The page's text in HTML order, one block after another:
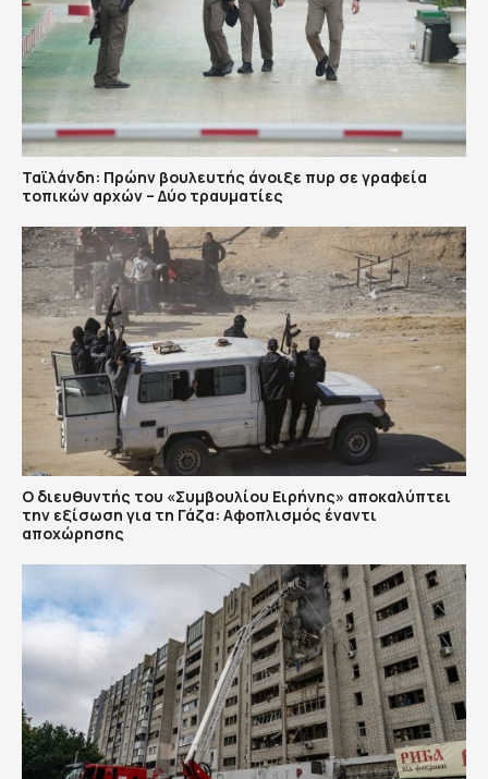
Ταϊλάνδη: Πρώην βουλευτής άνοιξε πυρ σε γραφεία
τοπικών αρχών – Δύο τραυματίες
Ο διευθυντής του «Συμβουλίου Ειρήνης» αποκαλύπτει
την εξίσωση για τη Γάζα: Αφοπλισμός έναντι
αποχώρησης